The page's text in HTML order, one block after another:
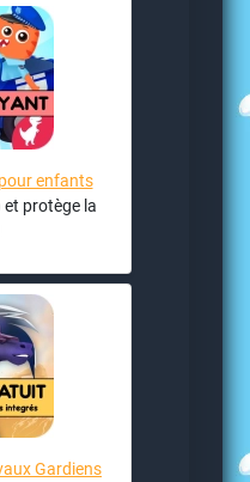
enfants
et protège la
Gardiens